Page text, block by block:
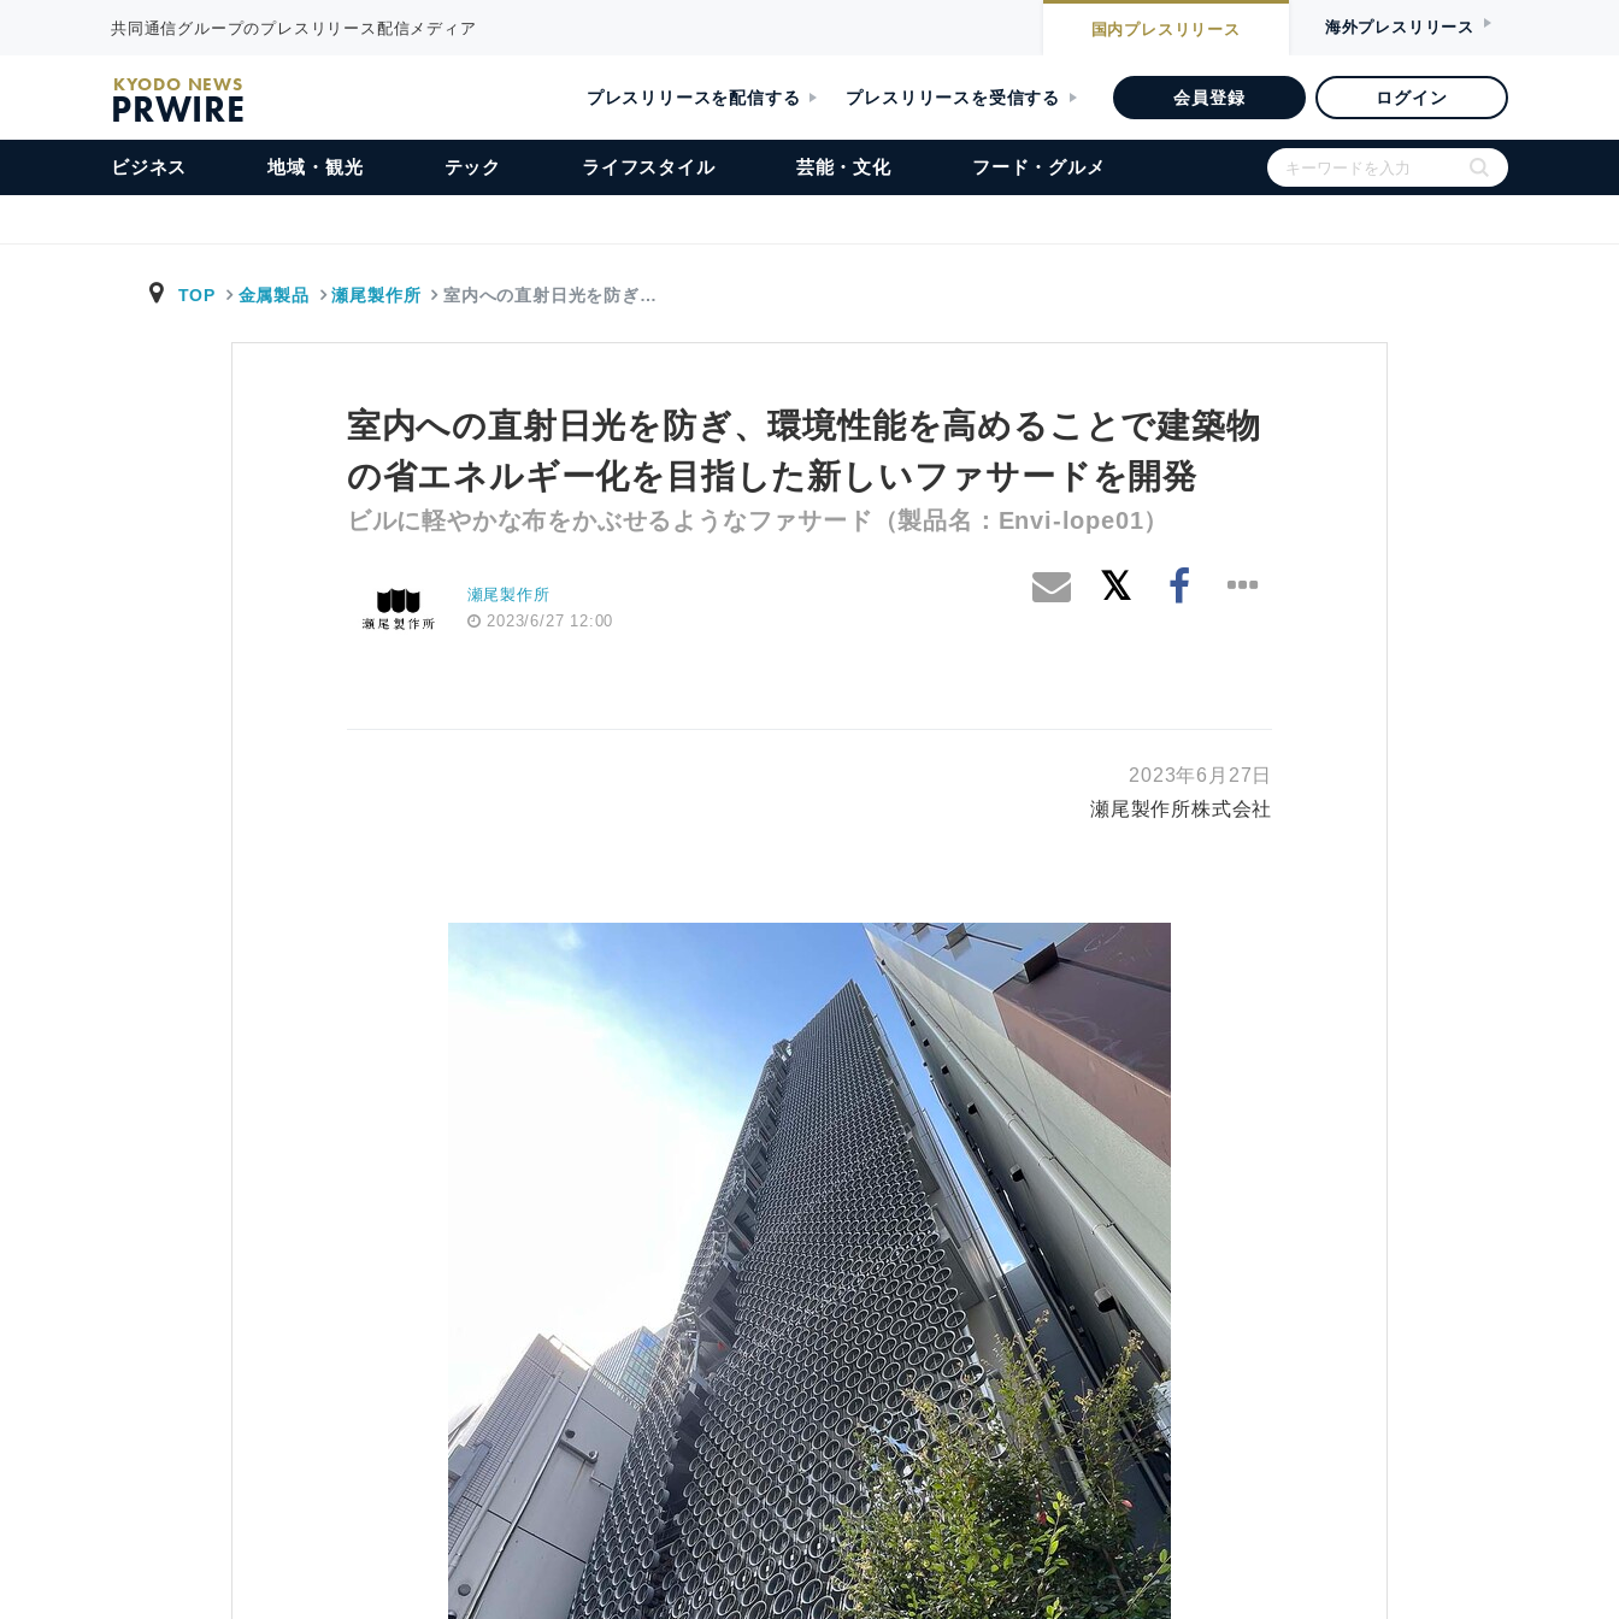
共同通信グループのプレスリリース配信メディア 国内プレスリリース 海外プレスリリース
KYODO NEWS
PRWIRE プレスリリースを配信する プレスリリースを受信する 会員登録 ログイン
ビジネス 地域・観光 テック ライフスタイル 芸能・文化 フード・グルメ
TOP 金属製品 瀬尾製作所 室内への直射日光を防ぎ…
室内への直射日光を防ぎ、環境性能を高めることで建築物
の省エネルギー化を目指した新しいファサードを開発
ビルに軽やかな布をかぶせるようなファサード（製品名：Envi-lope01）
瀬尾製作所
2023/6/27 12:00
2023年6月27日
瀬尾製作所株式会社